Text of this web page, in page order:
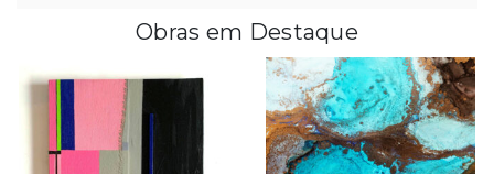
Obras em Destaque